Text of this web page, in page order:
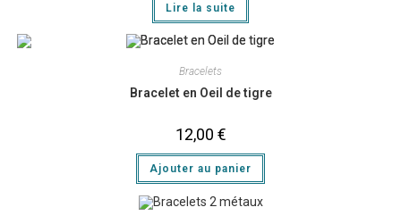
Lire la suite
Bracelets
Bracelet en Oeil de tigre
12,00 €
Ajouter au panier